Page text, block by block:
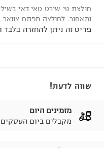
חולצת טי שירט טאי דאי
ומאחור. לחולצה מפתח צוואר
פריט זה ניתן להחזרה
שווה לדעת!
מזמינים היום
מקבלים ביום